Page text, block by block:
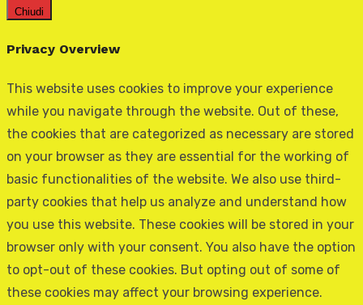
Chiudi
Privacy Overview
This website uses cookies to improve your experience
while you navigate through the website. Out of these,
the cookies that are categorized as necessary are stored
on your browser as they are essential for the working of
basic functionalities of the website. We also use third-
party cookies that help us analyze and understand how
you use this website. These cookies will be stored in your
browser only with your consent. You also have the option
to opt-out of these cookies. But opting out of some of
these cookies may affect your browsing experience.